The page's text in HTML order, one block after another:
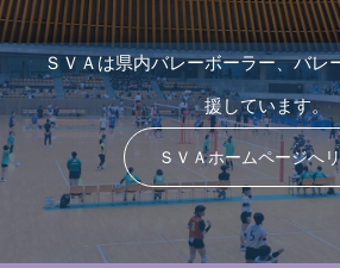
ＳＶＡは県内バレーボーラー、バレ
援しています。
ＳＶＡホームページへ